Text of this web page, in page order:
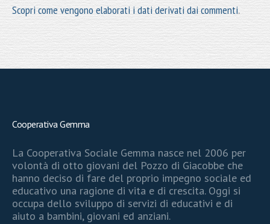
Scopri come vengono elaborati i dati derivati dai commenti.
Cooperativa Gemma
La Cooperativa Sociale Gemma nasce nel 2006 per
volontà di otto giovani del Pozzo di Giacobbe che
hanno deciso di fare del proprio impegno sociale ed
educativo una ragione di vita e di crescita. Oggi si
occupa dello sviluppo di servizi di educativi e di
aiuto a bambini, giovani ed anziani.